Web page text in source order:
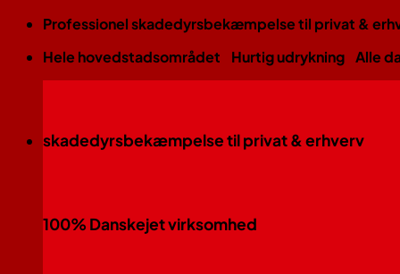
Fortsæt
indhold
Professionel skadedyrsbekæmpelse til privat &
Hele hovedstadsområdet
Hurtig udrykning Alle
skadedyrsbekæmpelse til privat & erhverv
100% Danskejet virksomhed